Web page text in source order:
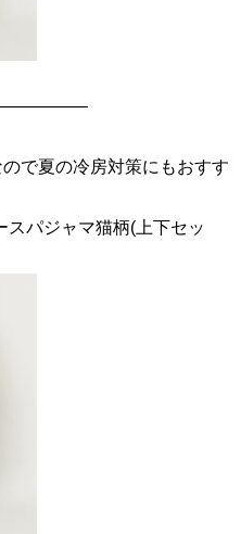
で夏の冷房対策にもおすす
パジャマ猫柄(上下セッ